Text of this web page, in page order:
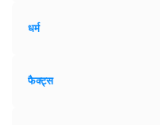
धर्म
फैक्ट्स